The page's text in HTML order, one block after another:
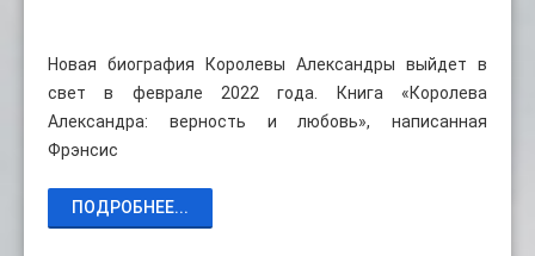
Новая биография Королевы Александры выйдет в
свет в феврале 2022 года. Книга «Королева
Александра: верность и любовь», написанная
Фрэнсис
ПОДРОБНЕЕ...